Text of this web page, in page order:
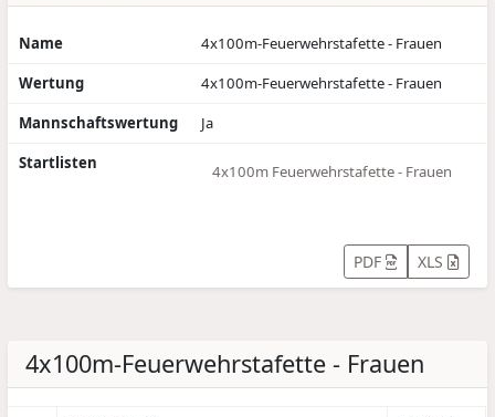
Name
4x100m-Feuerwehrstafette - Frauen
Wertung
4x100m-Feuerwehrstafette - Frauen
Mannschaftswertung
Ja
Startlisten
4x100m Feuerwehrstafette - Frauen
PDF XLS
4x100m-Feuerwehrstafette - Frauen